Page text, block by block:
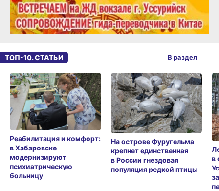
ТОП-10. СТАТЬИ
Реабилитация и комфорт:
в Хабаровске
модернизируют
психиатрическую
больницу
На острове Фуругельма
крепнет единственная
в России гнездовая
популяция редкой птицы
в
В раздел